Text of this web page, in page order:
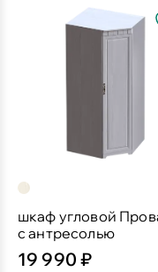
шкаф угловой
с антресолью
19 990 ₽